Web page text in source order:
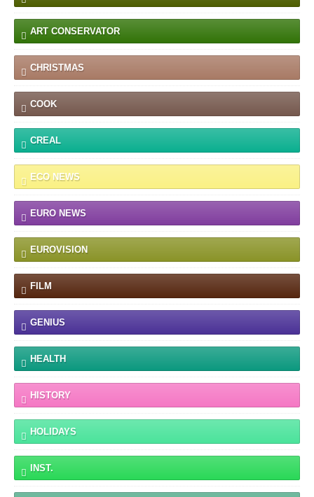
ART CONSERVATOR
CHRISTMAS
COOK
CREAL
ECO NEWS
EURO NEWS
EUROVISION
FILM
GENIUS
HEALTH
HISTORY
HOLIDAYS
INST.